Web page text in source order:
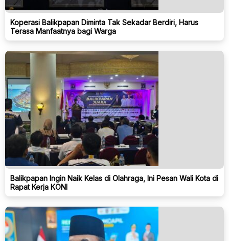
Koperasi Balikpapan Diminta Tak Sekadar Berdiri, Harus
Terasa Manfaatnya bagi Warga
Balikpapan Ingin Naik Kelas di Olahraga, Ini Pesan Wali Kota di
Rapat Kerja KONI